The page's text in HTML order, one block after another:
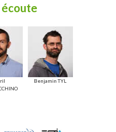
écoute
Benjamin TYL